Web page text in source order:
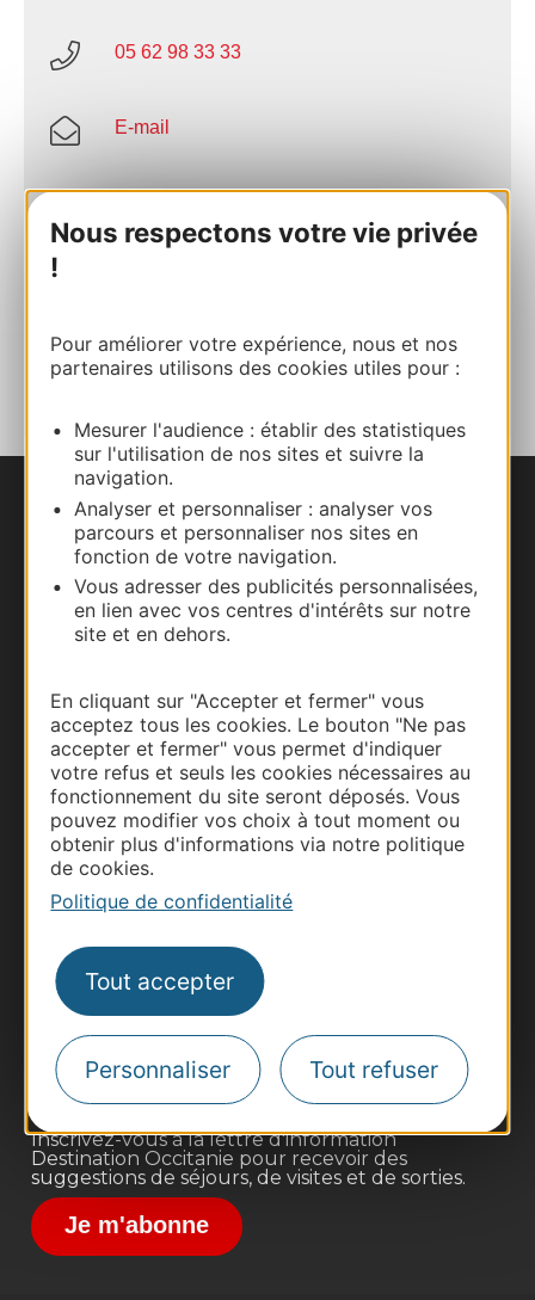
Nous respectons votre vie privée
!
Pour améliorer votre expérience, nous et nos
partenaires utilisons des cookies utiles pour :
Mesurer l'audience : établir des statistiques
sur l'utilisation de nos sites et suivre la
navigation.
Analyser et personnaliser : analyser vos
parcours et personnaliser nos sites en
fonction de votre navigation.
Vous adresser des publicités personnalisées,
en lien avec vos centres d'intérêts sur notre
site et en dehors.
En cliquant sur "Accepter et fermer" vous
acceptez tous les cookies. Le bouton "Ne pas
accepter et fermer" vous permet d'indiquer
votre refus et seuls les cookies nécessaires au
fonctionnement du site seront déposés. Vous
pouvez modifier vos choix à tout moment ou
obtenir plus d'informations via notre politique
de cookies.
Politique de confidentialité
Tout accepter
Personnaliser Tout refuser
05 62 98 33 33
E-mail
AJOUTER
AU CARNET
Nous contacter
Carte interactive
Documentation
Thermalisme
Business/Mice
Pros d'Occitanie
Site presse et d'influence
Voyagistes
Destination Sport
Inscrivez-vous à la lettre d'information
Destination Occitanie pour recevoir des
suggestions de séjours, de visites et de sorties.
Je m'abonne